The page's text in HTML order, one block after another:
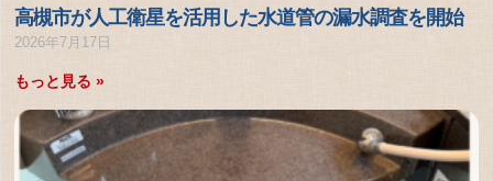
高槻市が人工衛星を活用した水道管の漏水調査を開始
2026年7月17日
もっと見る »